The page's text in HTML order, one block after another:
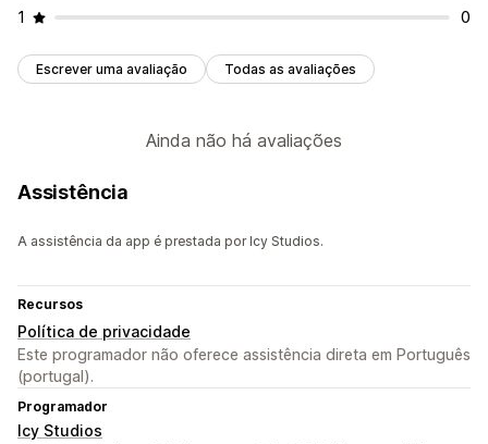
1
0
Escrever uma avaliação Todas as avaliações
Ainda não há avaliações
Assistência
A assistência da app é prestada por Icy Studios.
Recursos
Política de privacidade
Este programador não oferece assistência direta em Português
(portugal).
Programador
Icy Studios